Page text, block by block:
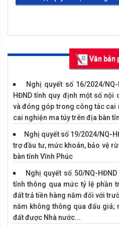
Văn bản
Nghị quyết số 16/2024/
HĐND tỉnh quy định một số nội
và đóng góp trong công tác cai
cai nghiện ma túy trên địa bàn
Nghị quyết số 19/2024/NQ-
trợ đầu tư, mức khoán, bảo vệ
bàn tỉnh Vĩnh Phúc
Nghị quyết số 50/NQ-
tỉnh thông qua mức tỷ lệ phần
đất trả tiền hàng năm đối với
năm không thông qua đấu giá;
đất được Nhà nước...
Vụ án hình sự về tội trộm
Vĩnh Tường tổ chức tiết
khoá “Nâng cao ý thức sử
xã hội” cho học sinh